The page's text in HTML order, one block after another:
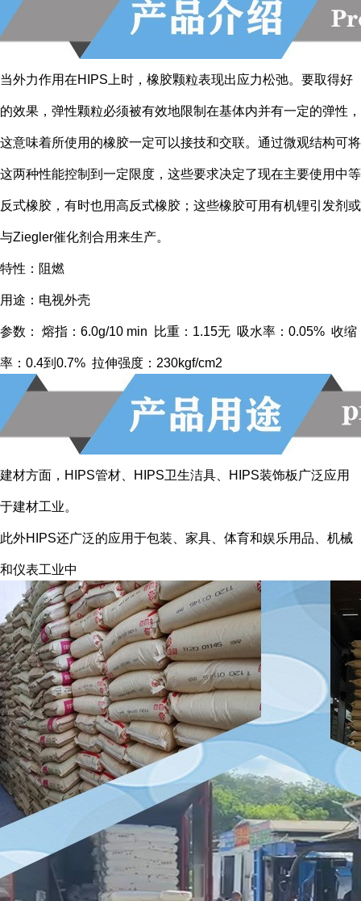
当外力作用在HIPS上时，橡胶颗粒表现出应力松弛。要取得好
的效果，弹性颗粒必须被有效地限制在基体内并有一定的弹性，
这意味着所使用的橡胶一定可以接技和交联。通过微观结构可将
这两种性能控制到一定限度，这些要求决定了现在主要使用中等
反式橡胶，有时也用高反式橡胶；这些橡胶可用有机锂引发剂或
与Ziegler催化剂合用来生产。
特性：阻燃
用途：电视外壳
参数： 熔指：6.0g/10 min 比重：1.15无 吸水率：0.05% 收缩
率：0.4到0.7% 拉伸强度：230kgf/cm2
建材方面，HIPS管材、HIPS卫生洁具、HIPS装饰板广泛应用
于建材工业。
此外HIPS还广泛的应用于包装、家具、体育和娱乐用品、机械
和仪表工业中